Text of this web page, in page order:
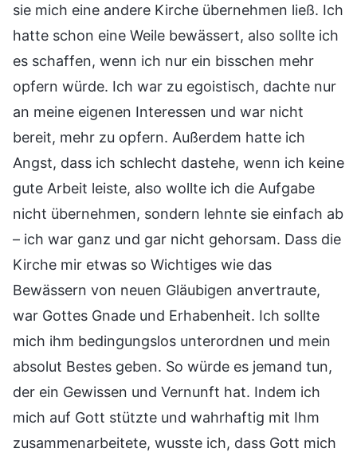
sie mich eine andere Kirche übernehmen ließ. Ich
hatte schon eine Weile bewässert, also sollte ich
es schaffen, wenn ich nur ein bisschen mehr
opfern würde. Ich war zu egoistisch, dachte nur
an meine eigenen Interessen und war nicht
bereit, mehr zu opfern. Außerdem hatte ich
Angst, dass ich schlecht dastehe, wenn ich keine
gute Arbeit leiste, also wollte ich die Aufgabe
nicht übernehmen, sondern lehnte sie einfach ab
– ich war ganz und gar nicht gehorsam. Dass die
Kirche mir etwas so Wichtiges wie das
Bewässern von neuen Gläubigen anvertraute,
war Gottes Gnade und Erhabenheit. Ich sollte
mich ihm bedingungslos unterordnen und mein
absolut Bestes geben. So würde es jemand tun,
der ein Gewissen und Vernunft hat. Indem ich
mich auf Gott stützte und wahrhaftig mit Ihm
zusammenarbeitete, wusste ich, dass Gott mich